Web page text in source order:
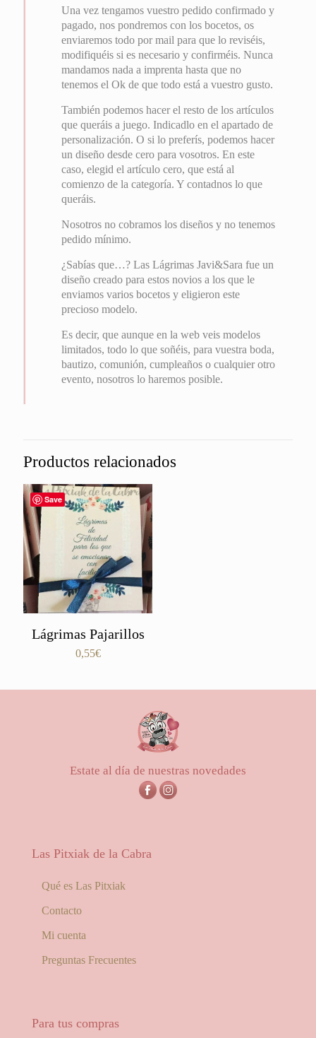
Una vez tengamos vuestro pedido confirmado y
pagado, nos pondremos con los bocetos, os
enviaremos todo por mail para que lo reviséis,
modifiquéis si es necesario y confirméis. Nunca
mandamos nada a imprenta hasta que no
tenemos el Ok de que todo está a vuestro gusto.
También podemos hacer el resto de los artículos
que queráis a juego. Indicadlo en el apartado de
personalización. O si lo preferís, podemos hacer
un diseño desde cero para vosotros. En este
caso, elegid el artículo cero, que está al
comienzo de la categoría. Y contadnos lo que
queráis.
Nosotros no cobramos los diseños y no tenemos
pedido mínimo.
¿Sabías que…? Las Lágrimas Javi&Sara fue un
diseño creado para estos novios a los que le
enviamos varios bocetos y eligieron este
precioso modelo.
Es decir, que aunque en la web veis modelos
limitados, todo lo que soñéis, para vuestra boda,
bautizo, comunión, cumpleaños o cualquier otro
evento, nosotros lo haremos posible.
Productos relacionados
Save
Lágrimas Pajarillos
0,55€
Estate al día de nuestras novedades
Las Pitxiak de la Cabra
Qué es Las Pitxiak
Contacto
Mi cuenta
Preguntas Frecuentes
Para tus compras